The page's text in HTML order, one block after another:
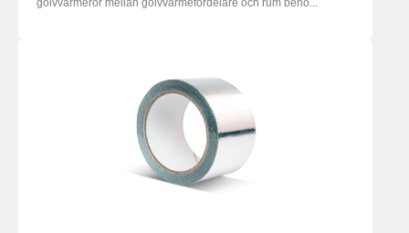
golvvärmerör mellan golvvärmefördelare och rum behö...